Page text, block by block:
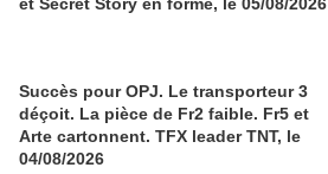
Succès pour OPJ. Le transporteur 3
déçoit. La pièce de Fr2 faible. Fr5 et
Arte cartonnent. TFX leader TNT, le
04/08/2026